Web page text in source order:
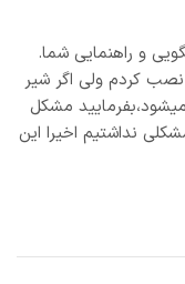
و راهنمایی شما.
کردم ولی اگر شیر
مشکل
نداشتیم اخیرا این